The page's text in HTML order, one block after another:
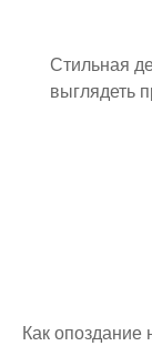
Стильная
выглядеть
Как опоздание